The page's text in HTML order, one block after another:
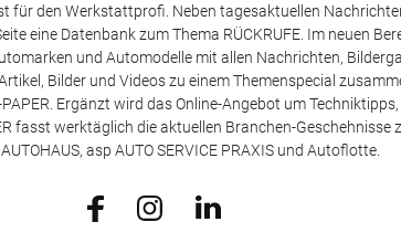
für den Werkstattprofi. Neben tagesaktuellen
eine Datenbank zum Thema RÜCKRUFE. Im neuen
und Automodelle mit allen Nachrichten,
Bilder und Videos zu einem Themenspecial
Ergänzt wird das Online-Angebot um
fasst werktäglich die aktuellen Branchen-Geschehnisse
asp AUTO SERVICE PRAXIS und Autoflotte.